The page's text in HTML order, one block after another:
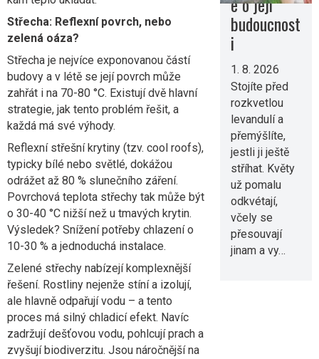
Střecha: Reflexní povrch, nebo
zelená oáza?
Střecha je nejvíce exponovanou částí
budovy a v létě se její povrch může
zahřát i na 70-80 °C. Existují dvě hlavní
strategie, jak tento problém řešit, a
každá má své výhody.
Reflexní střešní krytiny (tzv. cool roofs),
typicky bílé nebo světlé, dokážou
odrážet až 80 % slunečního záření.
Povrchová teplota střechy tak může být
o 30-40 °C nižší než u tmavých krytin.
Výsledek? Snížení potřeby chlazení o
10-30 % a jednoduchá instalace.
Zelené střechy nabízejí komplexnější
řešení. Rostliny nejenže stíní a izolují,
ale hlavně odpařují vodu – a tento
proces má silný chladicí efekt. Navíc
zadržují dešťovou vodu, pohlcují prach a
zvyšují biodiverzitu. Jsou náročnější na
budoucnost
i
1. 8. 2026
Stojíte před
rozkvetlou
levandulí a
přemýšlíte,
jestli ji ještě
stříhat. Květy
už pomalu
odkvétají,
včely se
přesouvají
jinam a vy…